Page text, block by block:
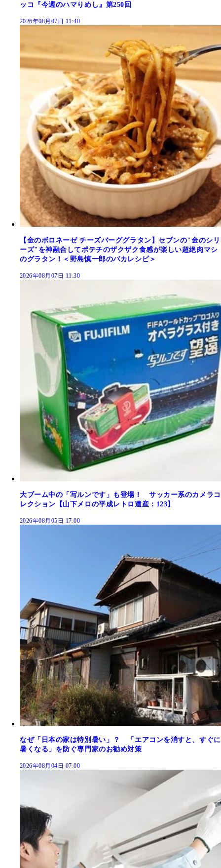
ッコ『今週のハマりめし』第250回
2026年08月07日 11:40
【金のボロネーゼ チーズバーググラタン】セブンの"金のシリ
ーズ"を神融合してポテチのザクザク食感が楽しい超絶肉マシ
のグラタン！＜野島慎一郎のバカレシピ＞
2026年08月07日 11:30
大ブーム中の「写ルンです」も登場！ サッカー系のカメラコ
レクション【山下メロの平成レトロ遺産：123】
2026年08月05日 17:00
なぜ「日本の家は特別暑い」？ 「エアコンを消すと、すぐに
暑くなる」を防ぐ専門家のお勧め対策
2026年08月04日 07:00